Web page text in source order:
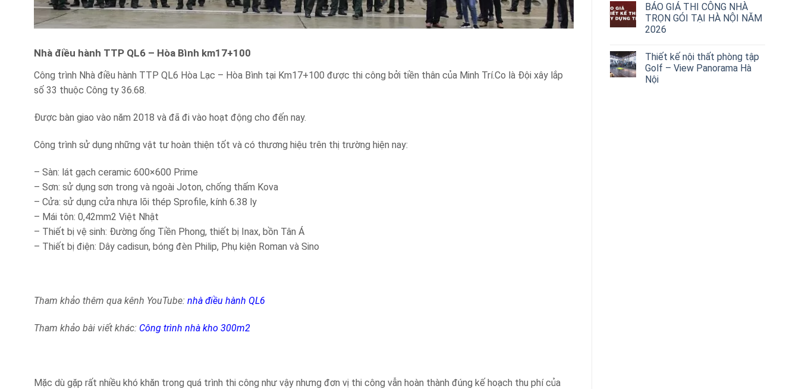
Nhà điều hành TTP QL6 – Hòa Bình km17+100
Công trình Nhà điều hành TTP QL6 Hòa Lạc – Hòa Bình tại Km17+100 được thi công bởi tiền thân của Minh Trí.Co là Đội xây lắp
số 33 thuộc Công ty 36.68.
Được bàn giao vào năm 2018 và đã đi vào hoạt động cho đến nay.
Công trình sử dụng những vật tư hoàn thiện tốt và có thương hiệu trên thị trường hiện nay:
– Sàn: lát gạch ceramic 600×600 Prime
– Sơn: sử dụng sơn trong và ngoài Joton, chống thấm Kova
– Cửa: sử dụng cửa nhựa lõi thép Sprofile, kính 6.38 ly
– Mái tôn: 0,42mm2 Việt Nhật
– Thiết bị vệ sinh: Đường ống Tiền Phong, thiết bị Inax, bồn Tân Á
– Thiết bị điện: Dây cadisun, bóng đèn Philip, Phụ kiện Roman và Sino
Tham khảo thêm qua kênh YouTube: nhà điều hành QL6
Tham khảo bài viết khác: Công trình nhà kho 300m2
Mặc dù gặp rất nhiều khó khăn trong quá trình thi công như vậy nhưng đơn vị thi công vẫn hoàn thành đúng kế hoạch thu phí của
BÁO GIÁ THI CÔNG NHÀ
TRỌN GÓI TẠI HÀ NỘI NĂM
2026
Thiết kế nội thất phòng tập
Golf – View Panorama Hà
Nội